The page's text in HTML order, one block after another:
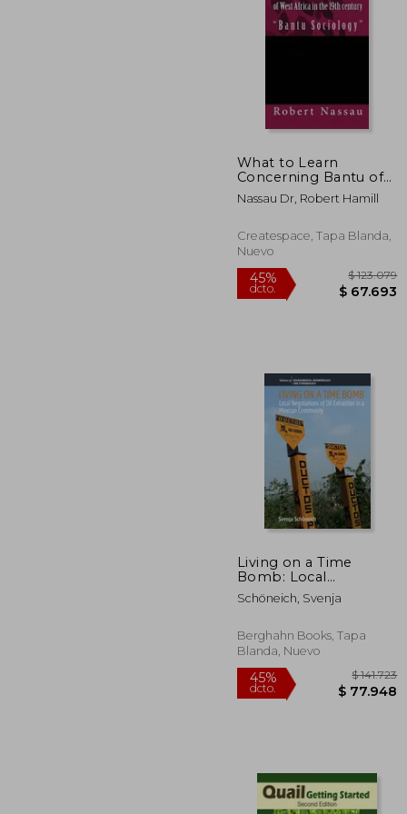
10%
What to Learn
Concerning Bantu of
West Africa in the 19th
century: "Bantu
Nassau Dr, Robert Hamill
Createspace, Tapa Blanda,
Nuevo
45%
dcto.
$
$
Living on a Time
Bomb: Local
Negotiations of Oil
Extraction in a
(en Inglés)
Schöneich, Svenja
Berghahn Books, Tapa
Blanda, Nuevo